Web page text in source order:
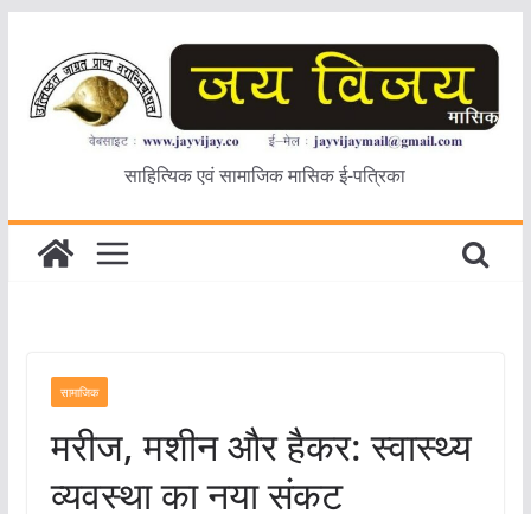
content
साहित्यिक एवं सामाजिक मासिक ई-पत्रिका
सामाजिक
मरीज, मशीन और हैकर: स्वास्थ्य
व्यवस्था का नया संकट